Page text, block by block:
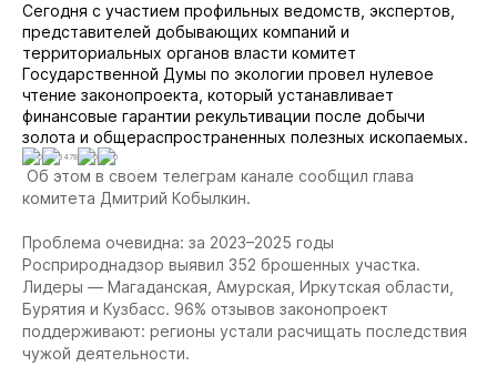
Сегодня с участием профильных ведомств, экспертов,
представителей добывающих компаний и
территориальных органов власти комитет
Государственной Думы по экологии провел нулевое
чтение законопроекта, который устанавливает
финансовые гарантии рекультивации после добычи
золота и общераспространенных полезных ископаемых.
0 3478 0 0
Об этом в своем телеграм канале сообщил глава
комитета Дмитрий Кобылкин.
Проблема очевидна: за 2023–2025 годы
Росприроднадзор выявил 352 брошенных участка.
Лидеры — Магаданская, Амурская, Иркутская области,
Бурятия и Кузбасс. 96% отзывов законопроект
поддерживают: регионы устали расчищать последствия
чужой деятельности.